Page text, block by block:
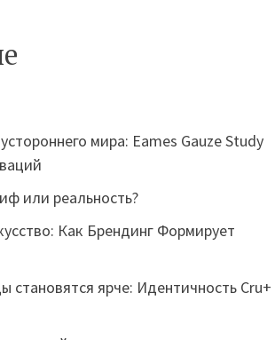
мира: Eames Gauze Study
или реальность?
Как Брендинг Формирует
становятся ярче: Идентичность Cru+